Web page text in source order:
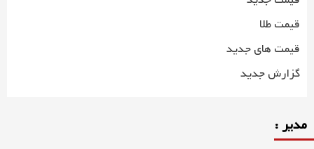
قیمت طلا
قیمت های جدید
گزارش جدید
مدیر :